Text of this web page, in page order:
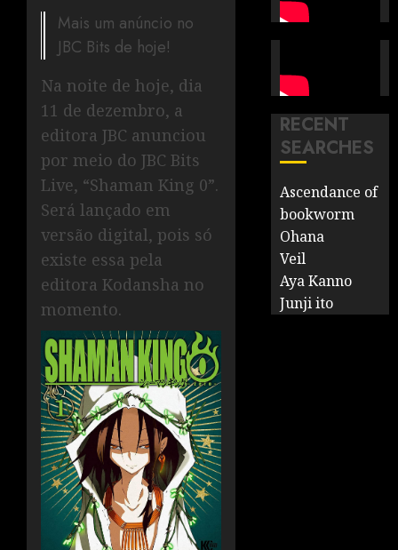
Mais um anúncio no
JBC Bits de hoje!
Na noite de hoje, dia
11 de dezembro, a
editora JBC anunciou
por meio do JBC Bits
Live, “Shaman King 0”.
Será lançado em
versão digital, pois só
existe essa pela
editora Kodansha no
momento.
RECENT
SEARCHES
Ascendance of
bookworm
Ohana
Veil
Aya Kanno
Junji ito